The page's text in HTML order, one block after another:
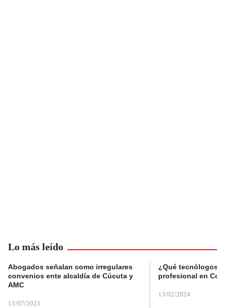
Lo más leído
Abogados señalan como irregulares
convenios ente alcaldía de Cúcuta y
AMC
13/07/2023
¿Qué tecnólogos
profesional en
13/02/2024